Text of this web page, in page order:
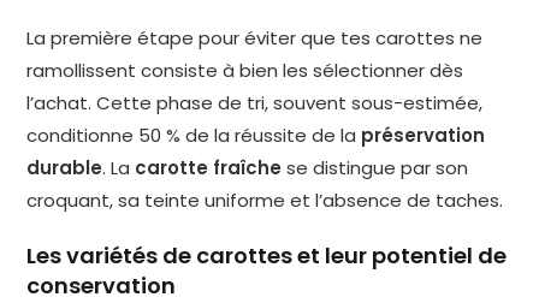
La première étape pour éviter que tes carottes ne
ramollissent consiste à bien les sélectionner dès
l’achat. Cette phase de tri, souvent sous-estimée,
conditionne 50 % de la réussite de la préservation
durable. La carotte fraîche se distingue par son
croquant, sa teinte uniforme et l’absence de taches.
Les variétés de carottes et leur potentiel de
conservation